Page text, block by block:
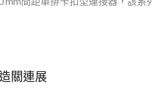
關連展